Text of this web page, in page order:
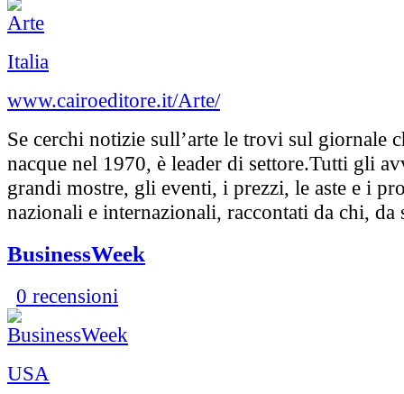
Italia
www.cairoeditore.it/Arte/
Se cerchi notizie sull’arte le trovi sul giornale
nacque nel 1970, è leader di settore.Tutti gli
grandi mostre, gli eventi, i prezzi, le aste e i
nazionali e internazionali, raccontati da chi,
BusinessWeek
0 recensioni
USA